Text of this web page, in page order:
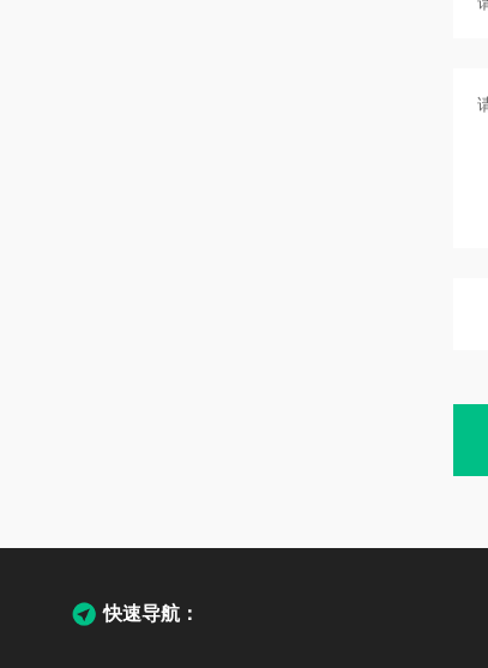
快速导航：